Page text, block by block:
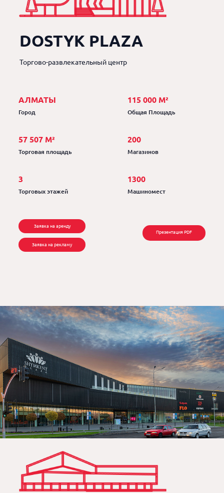
DOSTYK PLAZA
Торгово-развлекательный центр
АЛМАТЫ
Город
115 000 М²
Общая Площадь
57 507 М²
Торговая площадь
200
Магазинов
3
Торговых этажей
1300
Машиномест
Заявка на аренду
Заявка на рекламу
Презентация PDF